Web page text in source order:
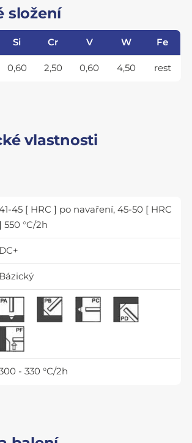
složení
Si Cr V W Fe
0,60 2,50 0,60 4,50 rest
vlastnosti
45 [ HRC ] po navaření, 45-50 [ HRC
550 °C/2h
DC+
Bázický
- 330 °C/2h